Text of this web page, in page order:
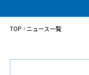
TOP ニュース一覧